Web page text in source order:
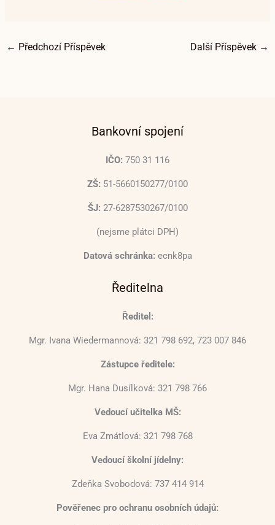
← Předchozí Příspěvek Další Příspěvek →
Bankovní spojení
IČO: 750 31 116
ZŠ: 51-5660150277/0100
ŠJ: 27-6287530267/0100
(nejsme plátci DPH)
Datová schránka: ecnk8pa
Ředitelna
Ředitel:
Mgr. Ivana Wiedermannová: 321 798 692, 723 007 846
Zástupce ředitele:
Mgr. Hana Dusílková: 321 798 766
Vedoucí učitelka MŠ:
Eva Zmátlová: 321 798 768
Vedoucí školní jídelny:
Zdeňka Svobodová: 737 414 914
Pověřenec pro ochranu osobních údajů: